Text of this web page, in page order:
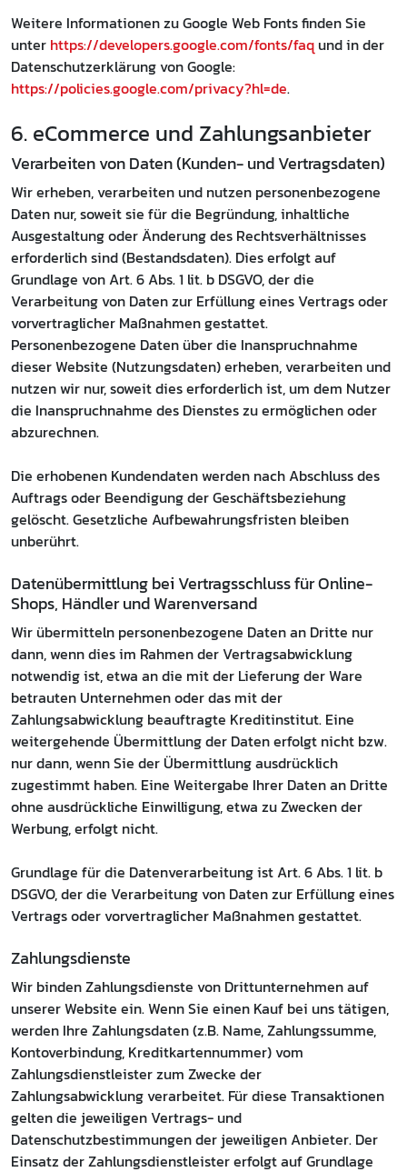
Weitere Informationen zu Google Web Fonts finden Sie
unter https://developers.google.com/fonts/faq und in der
Datenschutzerklärung von Google:
https://policies.google.com/privacy?hl=de.
6. eCommerce und Zahlungs­anbieter
Verarbeiten von Daten (Kunden- und Vertragsdaten)
Wir erheben, verarbeiten und nutzen personenbezogene
Daten nur, soweit sie für die Begründung, inhaltliche
Ausgestaltung oder Änderung des Rechtsverhältnisses
erforderlich sind (Bestandsdaten). Dies erfolgt auf
Grundlage von Art. 6 Abs. 1 lit. b DSGVO, der die
Verarbeitung von Daten zur Erfüllung eines Vertrags oder
vorvertraglicher Maßnahmen gestattet.
Personenbezogene Daten über die Inanspruchnahme
dieser Website (Nutzungsdaten) erheben, verarbeiten und
nutzen wir nur, soweit dies erforderlich ist, um dem Nutzer
die Inanspruchnahme des Dienstes zu ermöglichen oder
abzurechnen.
Die erhobenen Kundendaten werden nach Abschluss des
Auftrags oder Beendigung der Geschäftsbeziehung
gelöscht. Gesetzliche Aufbewahrungsfristen bleiben
unberührt.
Daten­übermittlung bei Vertragsschluss für Online-
Shops, Händler und Warenversand
Wir übermitteln personenbezogene Daten an Dritte nur
dann, wenn dies im Rahmen der Vertragsabwicklung
notwendig ist, etwa an die mit der Lieferung der Ware
betrauten Unternehmen oder das mit der
Zahlungsabwicklung beauftragte Kreditinstitut. Eine
weitergehende Übermittlung der Daten erfolgt nicht bzw.
nur dann, wenn Sie der Übermittlung ausdrücklich
zugestimmt haben. Eine Weitergabe Ihrer Daten an Dritte
ohne ausdrückliche Einwilligung, etwa zu Zwecken der
Werbung, erfolgt nicht.
Grundlage für die Datenverarbeitung ist Art. 6 Abs. 1 lit. b
DSGVO, der die Verarbeitung von Daten zur Erfüllung eines
Vertrags oder vorvertraglicher Maßnahmen gestattet.
Zahlungsdienste
Wir binden Zahlungsdienste von Drittunternehmen auf
unserer Website ein. Wenn Sie einen Kauf bei uns tätigen,
werden Ihre Zahlungsdaten (z.B. Name, Zahlungssumme,
Kontoverbindung, Kreditkartennummer) vom
Zahlungsdienstleister zum Zwecke der
Zahlungsabwicklung verarbeitet. Für diese Transaktionen
gelten die jeweiligen Vertrags- und
Datenschutzbestimmungen der jeweiligen Anbieter. Der
Einsatz der Zahlungsdienstleister erfolgt auf Grundlage